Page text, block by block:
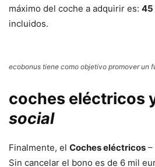
máximo del coche a adquirir es: 45
incluidos.
ecobonus tiene como objetivo promover un
coches eléctricos
social
Finalmente, el Coches eléctricos –
Sin cancelar el bono es de 6 mil